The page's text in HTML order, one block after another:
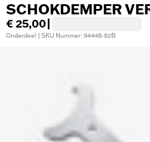
SCHOKDEMPER
€ 25,00
Onderdeel | SKU Nummer: 94448-82B